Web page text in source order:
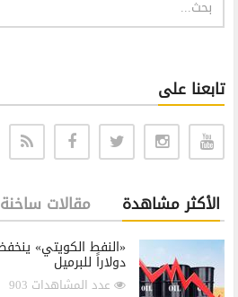
تابعنا على
الأكثر مشاهدة مقالات ساخنة
دولاراً للبرميل
عدد المشاهدات 903